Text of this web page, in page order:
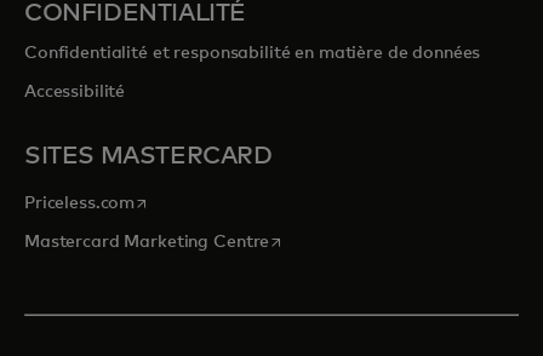
CONFIDENTIALITÉ
Confidentialité et responsabilité en matière de données
Accessibilité
SITES MASTERCARD
Priceless.com s’ouvre dans un nouvel onglet
Mastercard Marketing Centre s’ouvre dans un nouvel onglet